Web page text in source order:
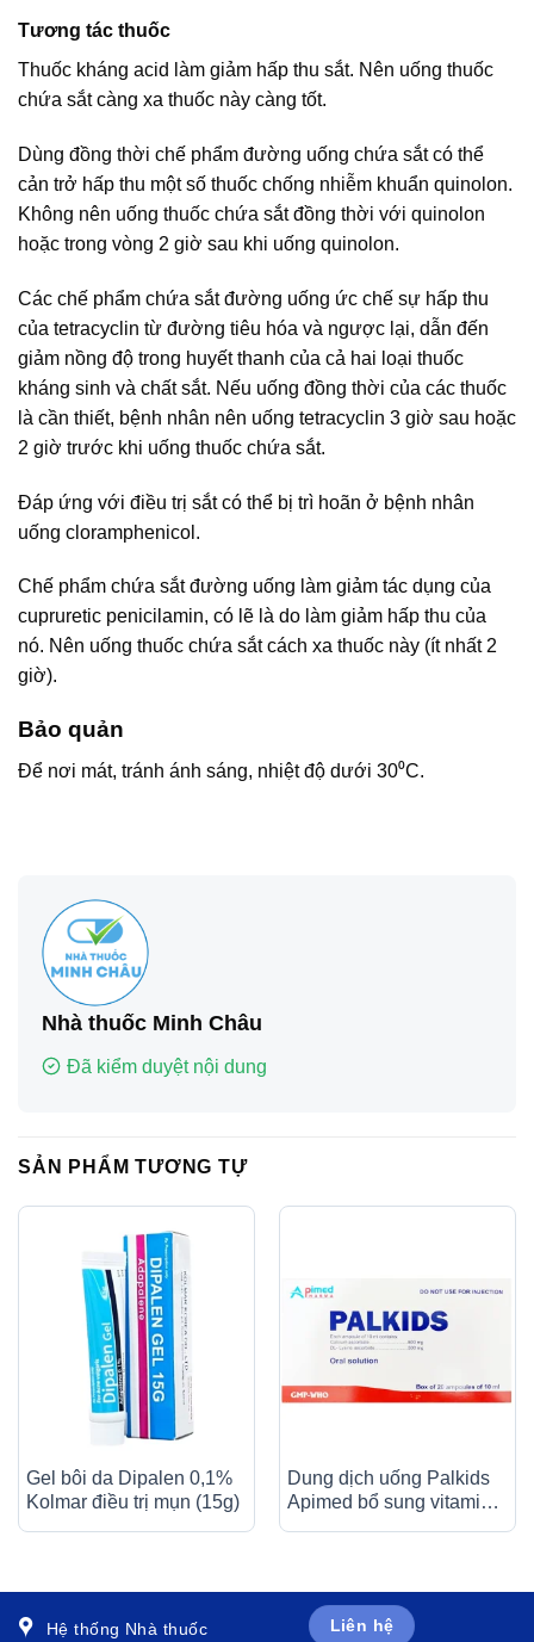
Tương tác thuốc
Thuốc kháng acid làm giảm hấp thu sắt. Nên uống thuốc
chứa sắt càng xa thuốc này càng tốt.
Dùng đồng thời chế phẩm đường uống chứa sắt có thể
cản trở hấp thu một số thuốc chống nhiễm khuẩn quinolon.
Không nên uống thuốc chứa sắt đồng thời với quinolon
hoặc trong vòng 2 giờ sau khi uống quinolon.
Các chế phẩm chứa sắt đường uống ức chế sự hấp thu
của tetracyclin từ đường tiêu hóa và ngược lại, dẫn đến
giảm nồng độ trong huyết thanh của cả hai loại thuốc
kháng sinh và chất sắt. Nếu uống đồng thời của các thuốc
là cần thiết, bệnh nhân nên uống tetracyclin 3 giờ sau hoặc
2 giờ trước khi uống thuốc chứa sắt.
Đáp ứng với điều trị sắt có thể bị trì hoãn ở bệnh nhân
uống cloramphenicol.
Chế phẩm chứa sắt đường uống làm giảm tác dụng của
cupruretic penicilamin, có lẽ là do làm giảm hấp thu của
nó. Nên uống thuốc chứa sắt cách xa thuốc này (ít nhất 2
giờ).
Bảo quản
Để nơi mát, tránh ánh sáng, nhiệt độ dưới 30⁰C.
Nhà thuốc Minh Châu
Đã kiểm duyệt nội dung
SẢN PHẨM TƯƠNG TỰ
Gel bôi da Dipalen 0,1%
Kolmar điều trị mụn (15g)
Dung dịch uống Palkids
Apimed bổ sung vitamin,
Hệ thống Nhà thuốc Liên hệ